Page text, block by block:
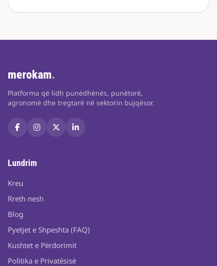
merokam.
Platforma që lidh punëdhënës, punëtorë,
agronomë dhe tregtarë në sektorin bujqësor.
Lundrim
Kreu
Rreth nesh
Blog
Pyetjet e Shpeshta (FAQ)
Kushtet e Përdorimit
Politika e Privatësisë